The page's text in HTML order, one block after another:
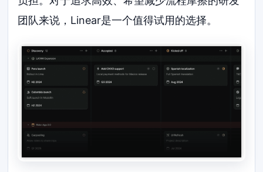
团队来说，Linear是一个值得试用的选择。